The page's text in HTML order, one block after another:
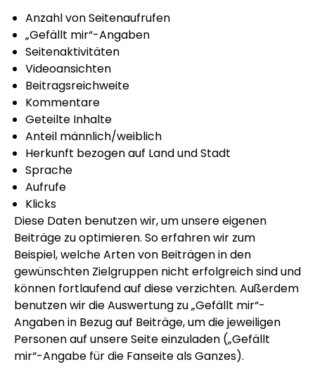
Anzahl von Seitenaufrufen
„Gefällt mir“-Angaben
Seitenaktivitäten
Videoansichten
Beitragsreichweite
Kommentare
Geteilte Inhalte
Anteil männlich/weiblich
Herkunft bezogen auf Land und Stadt
Sprache
Aufrufe
Klicks
Diese Daten benutzen wir, um unsere eigenen
Beiträge zu optimieren. So erfahren wir zum
Beispiel, welche Arten von Beiträgen in den
gewünschten Zielgruppen nicht erfolgreich sind und
können fortlaufend auf diese verzichten. Außerdem
benutzen wir die Auswertung zu „Gefällt mir“-
Angaben in Bezug auf Beiträge, um die jeweiligen
Personen auf unsere Seite einzuladen („Gefällt
mir“-Angabe für die Fanseite als Ganzes).